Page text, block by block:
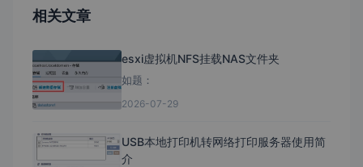
相关文章
esxi虚拟机NFS挂载NAS文件夹
如题：
2026-07-29
USB本地打印机转网络打印服务器使用简
介